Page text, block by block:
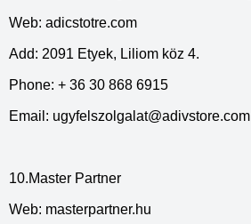
Web: adicstotre.com
Add: 2091 Etyek, Liliom köz 4.
Phone: + 36 30 868 6915
Email: ugyfelszolgalat@adivstore.com
10.Master Partner
Web: masterpartner.hu